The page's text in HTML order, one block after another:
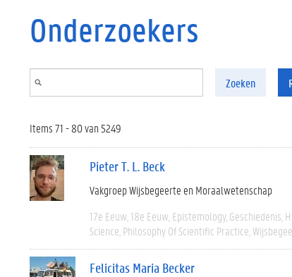
Onderzoekers
Zoeken
Items 71 - 80 van 5249
Pieter T. L. Beck
Vakgroep Wijsbegeerte en Moraalwetenschap
17e Eeuw 18e Eeuw Epistemology Geschiedenis
Science Philosophy Of Scientific Practice
Felicitas Maria Becker